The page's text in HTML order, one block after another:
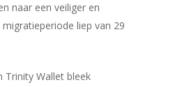
naar een veiliger en
liep van 29
Trinity Wallet bleek